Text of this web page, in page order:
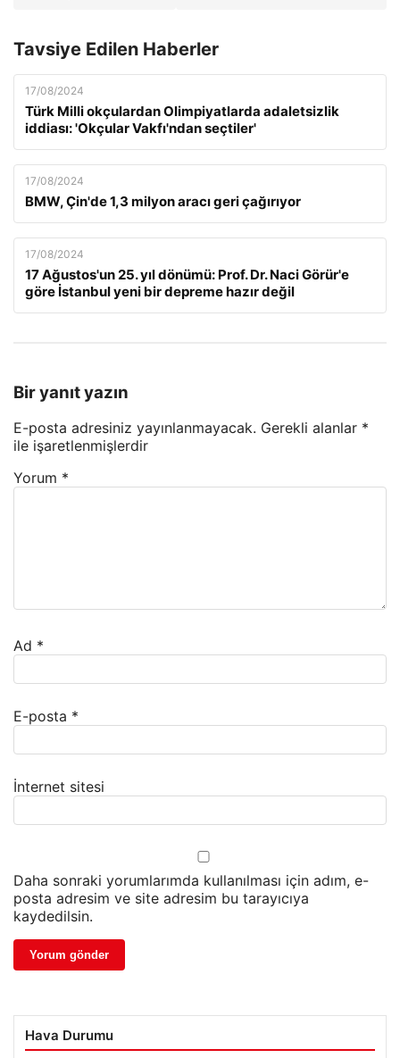
Tavsiye Edilen Haberler
17/08/2024
Türk Milli okçulardan Olimpiyatlarda adaletsizlik
iddiası: 'Okçular Vakfı'ndan seçtiler'
17/08/2024
BMW, Çin'de 1,3 milyon aracı geri çağırıyor
17/08/2024
17 Ağustos'un 25. yıl dönümü: Prof. Dr. Naci Görür'e
göre İstanbul yeni bir depreme hazır değil
Bir yanıt yazın
E-posta adresiniz yayınlanmayacak. Gerekli alanlar *
ile işaretlenmişlerdir
Yorum *
Ad *
E-posta *
İnternet sitesi
Daha sonraki yorumlarımda kullanılması için adım, e-
posta adresim ve site adresim bu tarayıcıya
kaydedilsin.
Hava Durumu